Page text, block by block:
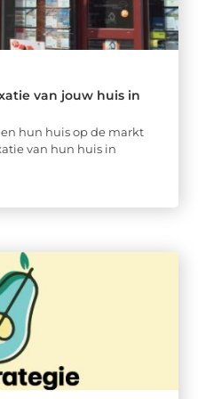
van jouw huis in
hun huis op de markt
van hun huis in